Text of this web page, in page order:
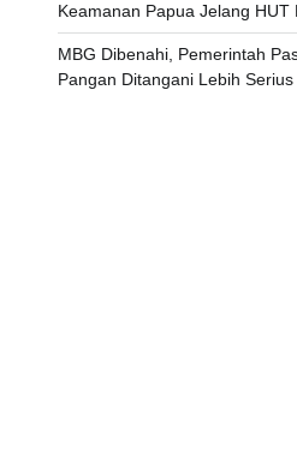
Keamanan Papua Jelang HUT
MBG Dibenahi, Pemerintah
Pangan Ditangani Lebih Serius